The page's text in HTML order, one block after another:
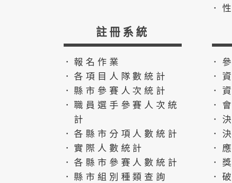
．
註冊系統
．報名作業
．各項目人隊數統計
．縣市參賽人次統計
．職員選手參賽人次統
計
．各縣市分項人數統計
．實際人數統計
．各縣市參賽人數統計
．縣市組別種類查詢
．
．
．
．
．
．
．
．
．